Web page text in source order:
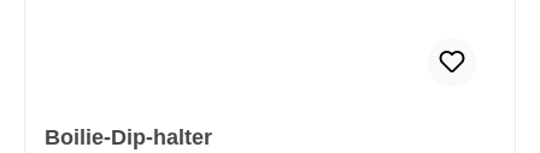
Boilie-Dip-halter